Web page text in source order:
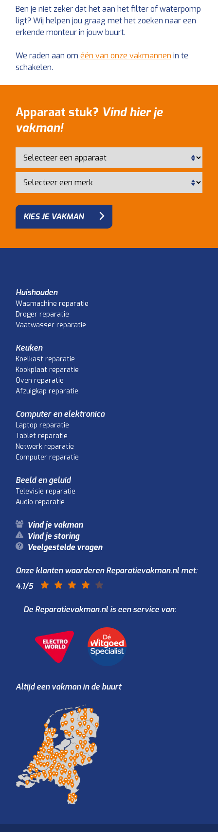
Ben je niet zeker dat het aan het filter of waterpomp
ligt? Wij helpen jou graag met het zoeken naar een
erkende monteur in jouw buurt.
We raden aan om één van onze vakmannen in te
schakelen.
Apparaat stuk? Vind hier je
vakman!
KIES JE VAKMAN
Huishouden
Wasmachine reparatie
Droger reparatie
Vaatwasser reparatie
Keuken
Koelkast reparatie
Kookplaat reparatie
Oven reparatie
Afzuigkap reparatie
Computer en elektronica
Laptop reparatie
Tablet reparatie
Netwerk reparatie
Computer reparatie
Beeld en geluid
Televisie reparatie
Audio reparatie
Vind je vakman
Vind je storing
Veelgestelde vragen
Onze klanten waarderen Reparatievakman.nl met:
4.1/5
De Reparatievakman.nl is een service van:
Altijd een vakman in de buurt